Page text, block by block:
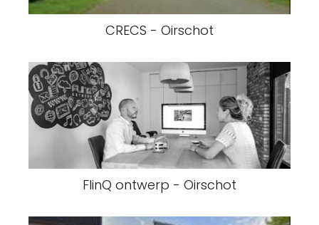
CRECS - Oirschot
FlinQ ontwerp - Oirschot